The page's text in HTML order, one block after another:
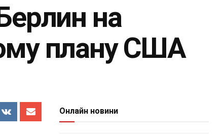
на
плану США
Онлайн новини